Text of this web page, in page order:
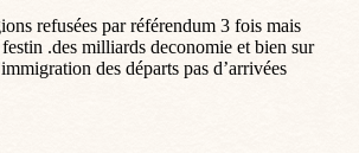
refusées par référendum 3 fois mais
.des milliards deconomie et bien sur
des départs pas d’arrivées